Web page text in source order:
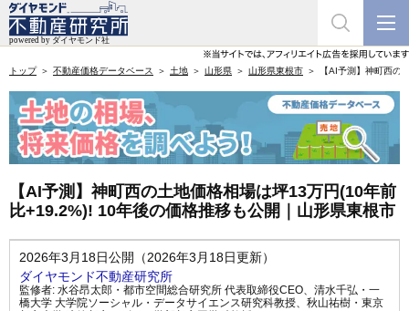
トップ 不動産価格データベース 土地 山形県 山形県東根市 【AI予測】神町西
【AI予測】神町西の土地価格相場は坪13万円(10年前
比+19.2%)! 10年後の価格推移も公開｜山形県東根市
2026年3月18日公開（2026年3月18日更新）
ダイヤモンド不動産研究所
監修者: 水谷昂太郎・都市空間総合研究所 代表取締役CEO、 清水千弘・一
橋大学 大学院ソーシャル・データサイエンス研究科教授、 秋山祐樹・東京